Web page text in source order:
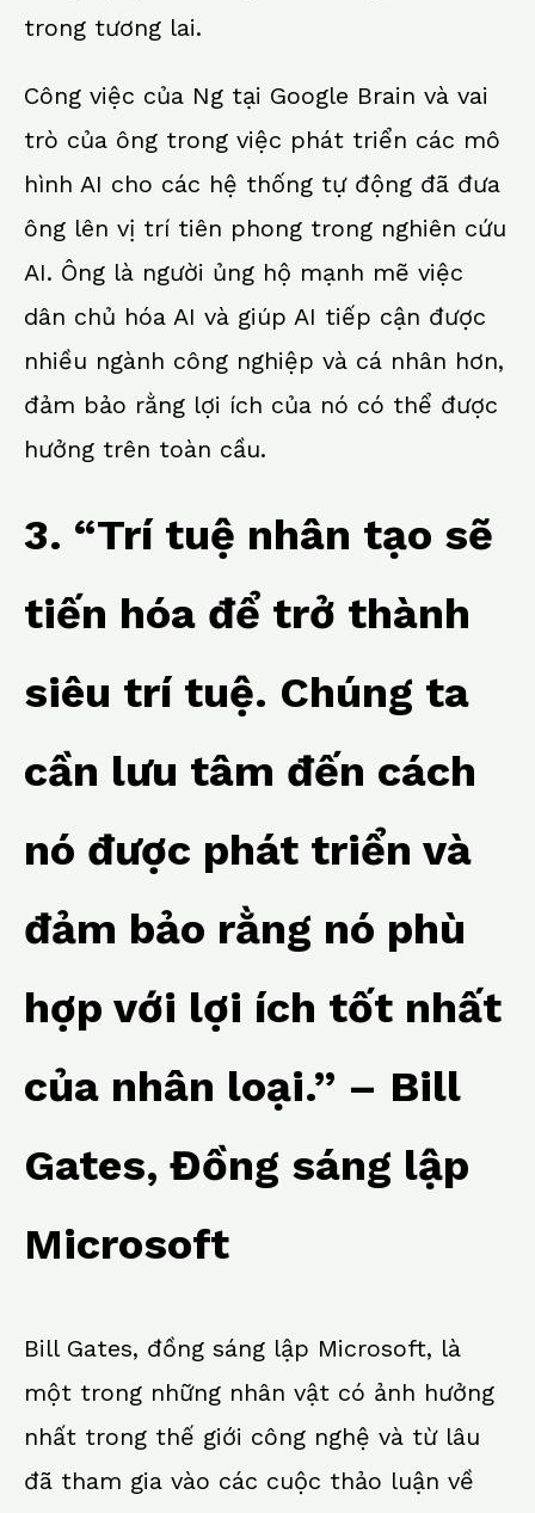
trong tương lai.
Công việc của Ng tại Google Brain và vai
trò của ông trong việc phát triển các mô
hình AI cho các hệ thống tự động đã đưa
ông lên vị trí tiên phong trong nghiên cứu
AI. Ông là người ủng hộ mạnh mẽ việc
dân chủ hóa AI và giúp AI tiếp cận được
nhiều ngành công nghiệp và cá nhân hơn,
đảm bảo rằng lợi ích của nó có thể được
hưởng trên toàn cầu.
3. “Trí tuệ nhân tạo sẽ
tiến hóa để trở thành
siêu trí tuệ. Chúng ta
cần lưu tâm đến cách
nó được phát triển và
đảm bảo rằng nó phù
hợp với lợi ích tốt nhất
của nhân loại.” – Bill
Gates, Đồng sáng lập
Microsoft
Bill Gates, đồng sáng lập Microsoft, là
một trong những nhân vật có ảnh hưởng
nhất trong thế giới công nghệ và từ lâu
đã tham gia vào các cuộc thảo luận về